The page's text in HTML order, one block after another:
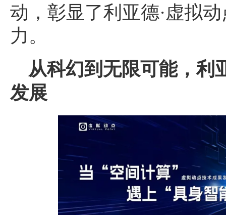
动，彰显了利亚德·虚拟
力。
从科幻到无限可能，利
发展